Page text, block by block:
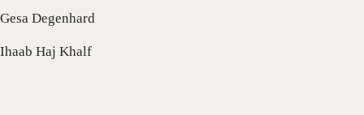
Gesa Degenhard
Ihaab Haj Khalf